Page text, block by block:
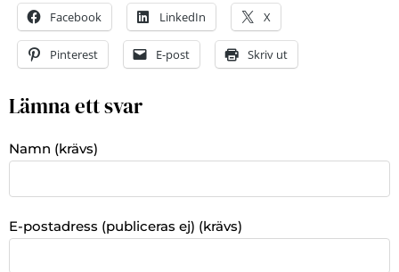
Facebook LinkedIn X
Pinterest E-post Skriv ut
Lämna ett svar
Namn (krävs)
E-postadress (publiceras ej) (krävs)